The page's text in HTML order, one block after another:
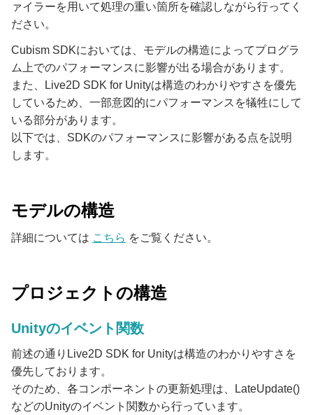
ァイラーを用いて処理の重い箇所を確認しながら行ってく
ださい。
Cubism SDKにおいては、モデルの構造によってプログラ
ム上でのパフォーマンスに影響が出る場合があります。
また、Live2D SDK for Unityは構造のわかりやすさを優先
しているため、一部意図的にパフォーマンスを犠牲にして
いる部分があります。
以下では、SDKのパフォーマンスに影響がある点を説明
します。
モデルの構造
詳細については こちら をご覧ください。
プロジェクトの構造
Unityのイベント関数
前述の通りLive2D SDK for Unityは構造のわかりやすさを
優先しております。
そのため、各コンポーネントの更新処理は、LateUpdate()
などのUnityのイベント関数から行っています。